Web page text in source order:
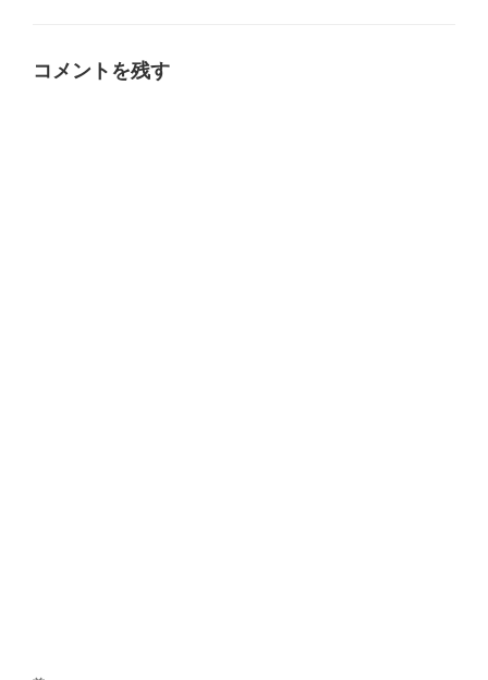
コメントを残す
投